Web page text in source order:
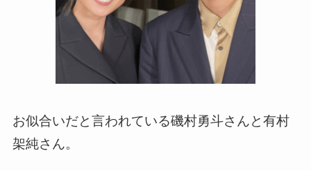
お似合いだと言われている磯村勇斗さんと有村
架純さん。